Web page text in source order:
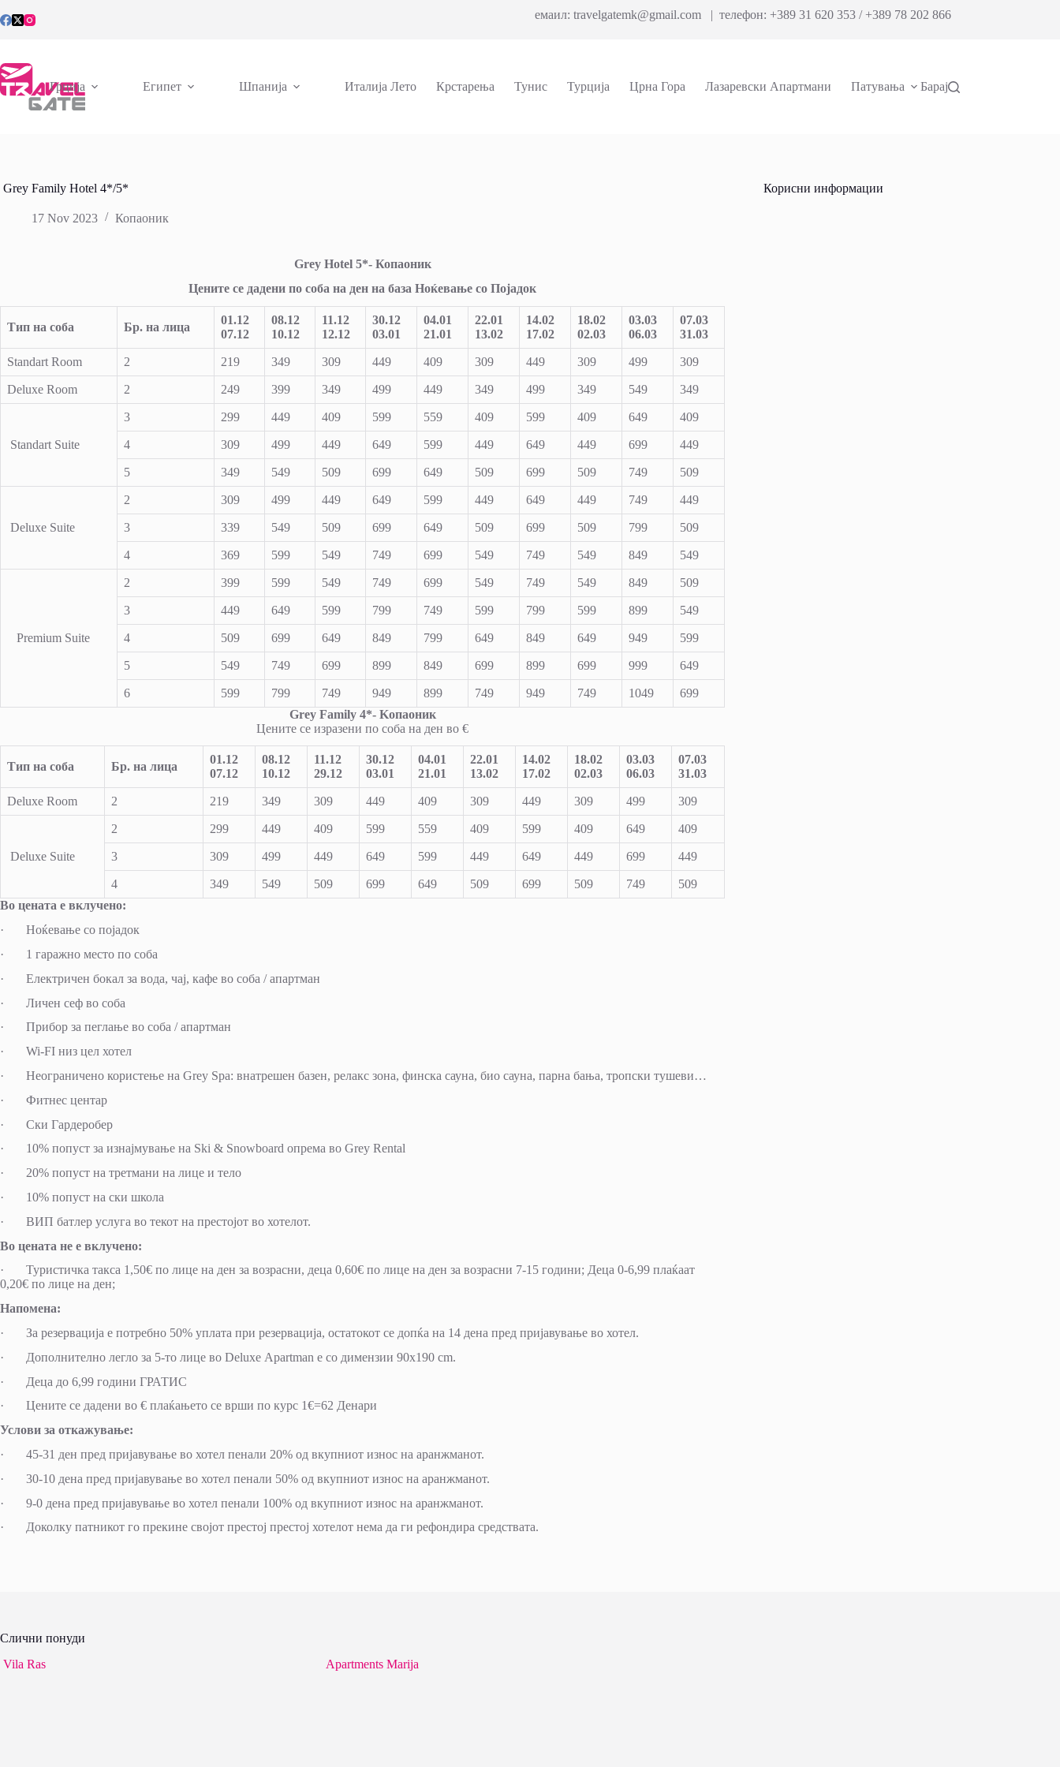
to
емаил: travelgatemk@gmail.com | телефон: +389 31 620 353 / +389 78 202 866
Грција Египет Шпанија Италија Лето Крстарења Тунис Турција Црна Гора Лазаревски Апартмани Патувања Барај
Grey Family Hotel 4*/5*
17 Nov 2023 Копаоник
Grey Hotel 5*- Копаоник
Цените се дадени по соба на ден на база Ноќевање со Појадок
Тип на соба Бр. на лица
01.12
07.12
08.12
10.12
11.12
12.12
30.12
03.01
04.01
21.01
22.01
13.02
14.02
17.02
18.02
02.03
03.03
06.03
07.03
31.03
Standart Room 2 219 349 309 449 409 309 449 309 499 309
Deluxe Room 2 249 399 349 499 449 349 499 349 549 349
Standart Suite
3 299 449 409 599 559 409 599 409 649 409
4 309 499 449 649 599 449 649 449 699 449
5 349 549 509 699 649 509 699 509 749 509
Deluxe Suite
2 309 499 449 649 599 449 649 449 749 449
3 339 549 509 699 649 509 699 509 799 509
4 369 599 549 749 699 549 749 549 849 549
Premium Suite
2 399 599 549 749 699 549 749 549 849 509
3 449 649 599 799 749 599 799 599 899 549
4 509 699 649 849 799 649 849 649 949 599
5 549 749 699 899 849 699 899 699 999 649
6 599 799 749 949 899 749 949 749 1049
699
Grey Family 4*- Kопаоник
Цените се изразени по соба на ден во €
Тип на соба Бр. на лица
01.12
07.12
08.12
10.12
11.12
29.12
30.12
03.01
04.01
21.01
22.01
13.02
14.02
17.02
18.02
02.03
03.03
06.03
07.03
31.03
Deluxe Room 2 219 349 309 449 409 309 449 309 499 309
Deluxe Suite
2 299 449 409 599 559 409 599 409 649 409
3 309 499 449 649 599 449 649 449 699 449
4 349 549 509 699 649 509 699 509 749
509
Во цената е вклучено:
· Ноќевање со појадок
· 1 гаражно место по соба
· Електричен бокал за вода, чај, кафе во соба / апартман
· Личен сеф во соба
· Прибор за пеглање во соба / апартман
· Wi-FI низ цел хотел
· Неограничено користење на Grey Spa: внатрешен базен, релакс зона, финска сауна, био сауна, парна бања, тропски тушеви…
· Фитнес центар
· Ски Гардеробер
· 10% попуст за изнајмување на Ski & Snowboard опрема во Grey Rental
· 20% попуст на третмани на лице и тело
· 10% попуст на ски школа
· ВИП батлер услуга во текот на престојот во хотелот.
Во цената не е вклучено:
· Туристичка такса 1,50€ по лице на ден за возрасни, деца 0,60€ по лице на ден за возрасни 7-15 години; Деца 0-6,99 плаќаат
0,20€ по лице на ден;
Напомена:
· За резервација е потребно 50% уплата при резервација, остатокот се допќа на 14 дена пред пријавување во хотел.
· Дополнително легло за 5-то лице во Deluxe Apartman е со димензии 90х190 cm.
· Деца до 6,99 години ГРАТИС
· Цените се дадени во € плаќањето се врши по курс 1€=62 Денари
Услови за откажување:
· 45-31 ден пред пријавување во хотел пенали 20% од вкупниот износ на аранжманот.
· 30-10 дена пред пријавување во хотел пенали 50% од вкупниот износ на аранжманот.
· 9-0 дена пред пријавување во хотел пенали 100% од вкупниот износ на аранжманот.
· Доколку патникот го прекине својот престој престој хотелот нема да ги рефондира средствата.
Корисни информации
Слични понуди
Vila Ras
Apartments Marija